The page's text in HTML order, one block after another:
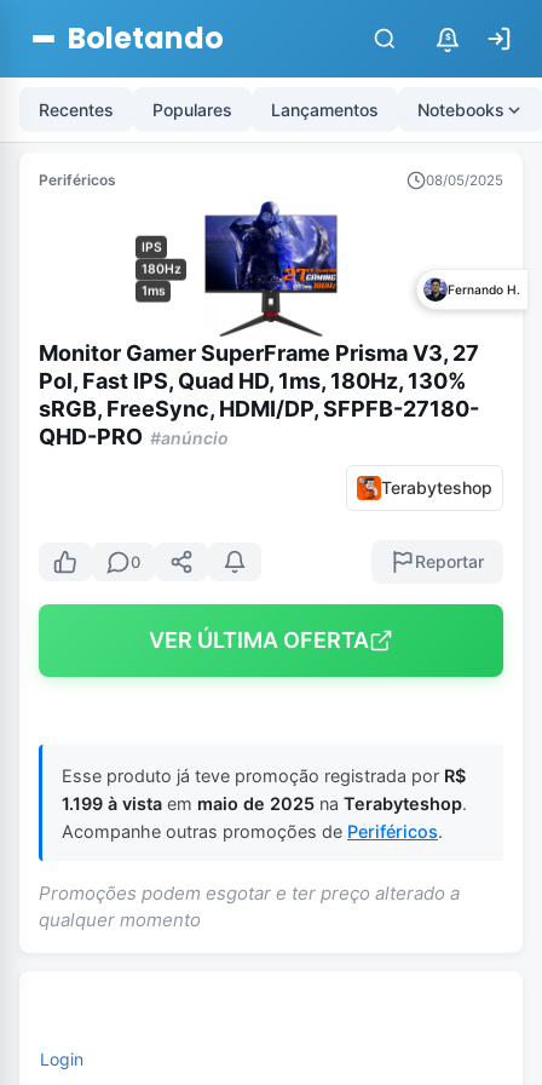
Boletando $
Recentes Populares Lançamentos Notebooks
Periféricos 08/05/2025
IPS
180Hz
1ms
Fernando H.
Monitor Gamer SuperFrame Prisma V3, 27
Pol, Fast IPS, Quad HD, 1ms, 180Hz, 130%
sRGB, FreeSync, HDMI/DP, SFPFB-27180-
QHD-PRO #anúncio
Terabyteshop
0 Reportar
VER ÚLTIMA OFERTA
Esse produto já teve promoção registrada por R$
1.199 à vista em maio de 2025 na Terabyteshop.
Acompanhe outras promoções de Periféricos.
Promoções podem esgotar e ter preço alterado a
qualquer momento
Login